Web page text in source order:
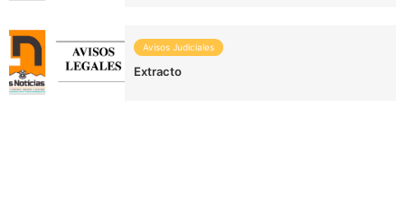
Avisos Judiciales
Extracto